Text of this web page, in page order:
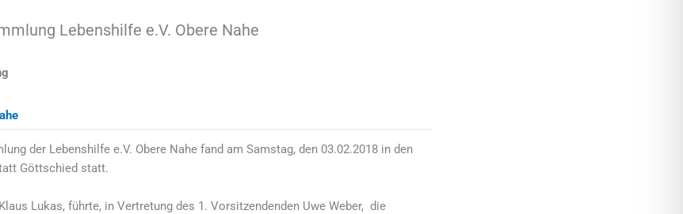
Lebenshilfe e.V. Obere Nahe
der Lebenshilfe e.V. Obere Nahe fand am Samstag, den 03.02.2018 in den
Göttschied statt.
Lukas, führte, in Vertretung des 1. Vorsitzendenden Uwe Weber, die